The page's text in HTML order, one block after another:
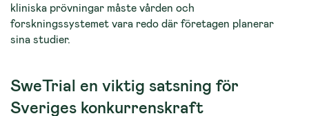
kliniska prövningar måste vården och
forskningssystemet vara redo där företagen planerar
sina studier.
SweTrial en viktig satsning för
Sveriges konkurrenskraft